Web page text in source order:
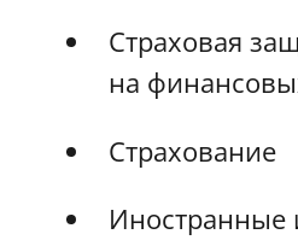
Страховая
на
Страхование
Иностранные